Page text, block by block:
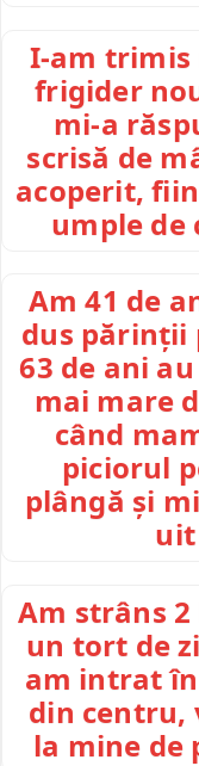
I-am trimis
frigider
mi-a
scrisă de
acoperit,
umple de
Am 41 de
dus părinții
63 de ani
mai mare
când
piciorul
plângă și
Am strâns
un tort de
am intrat
din centru,
la mine de